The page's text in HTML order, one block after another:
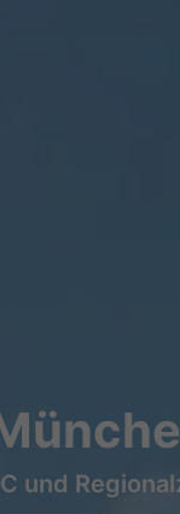
und